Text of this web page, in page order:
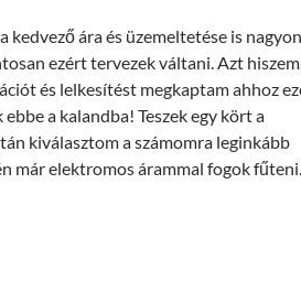
kedvező ára és üzemeltetése is nagyon
ezért tervezek váltani. Azt
és lelkesítést megkaptam ahhoz
a kalandba! Teszek egy kört a
kiválasztom a számomra leginkább
már elektromos árammal fogok fűteni.